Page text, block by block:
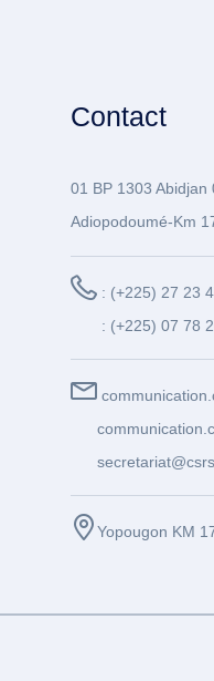
Contact
01 BP 1303 Abidjan
Adiopodoumé-Km
: (+225) 27 23
: (+225) 07 78
Yopougon KM